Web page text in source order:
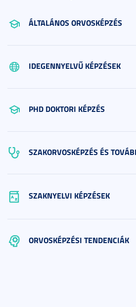
ÁLTALÁNOS ORVOSKÉPZÉS
IDEGENNYELVŰ KÉPZÉSEK
PHD DOKTORI KÉPZÉS
SZAKORVOSKÉPZÉS ÉS
SZAKNYELVI KÉPZÉSEK
ORVOSKÉPZÉSI TENDENCIÁK